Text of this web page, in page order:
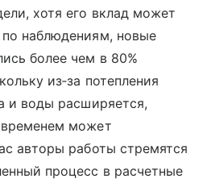
хотя его вклад может
наблюдениям, новые
более чем в 80%
из‑за потепления
и воды расширяется,
может
авторы работы стремятся
процесс в расчетные